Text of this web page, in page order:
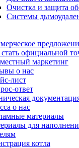
Очистка и защита
Системы
официальной
маркетинг
о нас
лист
ответ
о нас
материалы
для
котла